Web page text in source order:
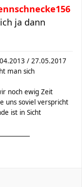
ja dann
/ 27.05.2017
man sich
noch ewig Zeit
uns soviel verspricht
ist in Sicht